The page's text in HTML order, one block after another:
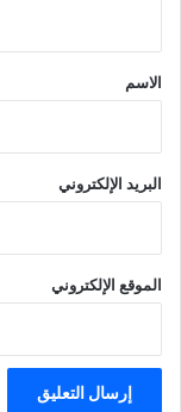
*
الاسم
البريد الإلكتروني
الموقع الإلكتروني